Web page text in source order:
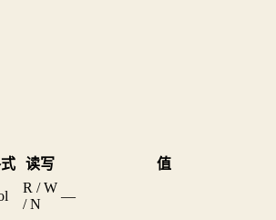
读写
值
R / W
/ N
—